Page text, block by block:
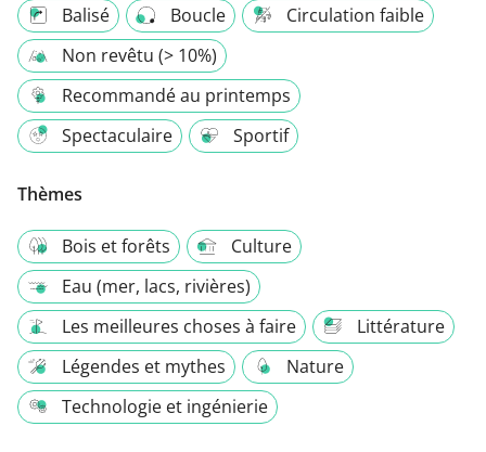
Balisé
Boucle
Circulation faible
Non revêtu (> 10%)
Recommandé au printemps
Spectaculaire
Sportif
Thèmes
Bois et forêts
Culture
Eau (mer, lacs, rivières)
Les meilleures choses à faire
Littérature
Légendes et mythes
Nature
Technologie et ingénierie